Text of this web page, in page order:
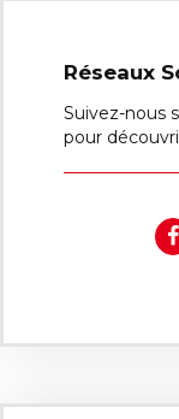
Réseaux
Suivez-nous
pour